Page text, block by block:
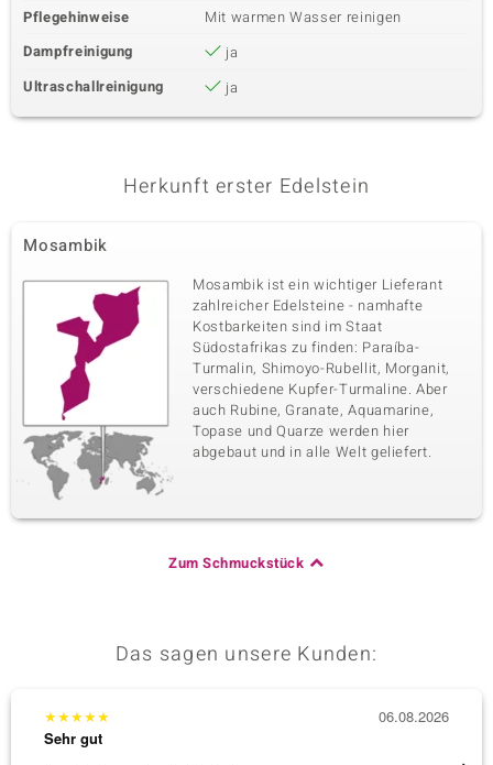
Pflegehinweise
Mit warmen Wasser reinigen
Dampfreinigung
ja
Ultraschallreinigung
ja
Herkunft erster Edelstein
Mosambik
Mosambik ist ein wichtiger Lieferant
zahlreicher Edelsteine - namhafte
Kostbarkeiten sind im Staat
Südostafrikas zu finden: Paraíba-
Turmalin, Shimoyo-Rubellit, Morganit,
verschiedene Kupfer-Turmaline. Aber
auch Rubine, Granate, Aquamarine,
Topase und Quarze werden hier
abgebaut und in alle Welt geliefert.
Zum Schmuckstück
Das sagen unsere Kunden:
★★★★★
Sehr gut
06.08.2026